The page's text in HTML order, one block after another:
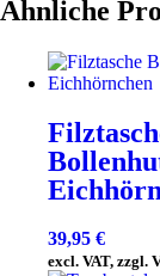
Ähnliche
39,95 €
excl. VAT, zzgl.